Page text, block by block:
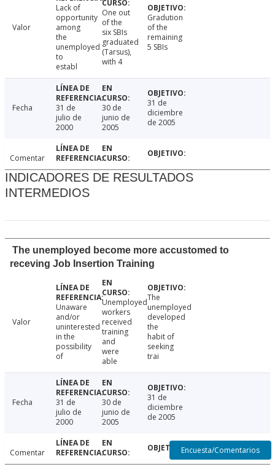
Valor
Lack of
opportunity
among
the
unemployed
to
establ
One out
of the
six SBIs
graduated
(Tarsus),
with 4
Gradution
of the
remaining
5 SBIs
Fecha
31 de
julio de
2000
30 de
junio de
2005
31 de
diciembre
de 2005
Comentar
INDICADORES DE RESULTADOS
INTERMEDIOS
The unemployed become more accustomed to
receving Job Insertion Training
Valor
Unaware
and/or
uninterested
in the
possibility
of
Unemployed
workers
received
training
and
were
able
The
unemployed
developed
the
habit of
seeking
trai
Fecha
31 de
julio de
2000
30 de
junio de
2005
31 de
diciembre
de 2005
Comentar Encuesta/Comentarios